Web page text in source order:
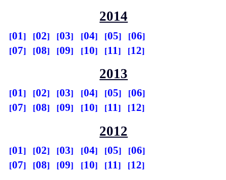
2014
01 02 03 04 05
06
07
08 09 10 11 12
2013
01 02 03 04 05
06
07
08 09 10 11 12
2012
01 02 03 04 05
06
07
08 09 10 11 12